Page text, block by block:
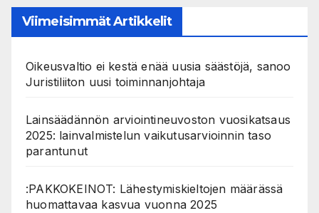
Viimeisimmät Artikkelit
Oikeusvaltio ei kestä enää uusia säästöjä, sanoo
Juristiliiton uusi toiminnanjohtaja
Lainsäädännön arviointineuvoston vuosikatsaus
2025: lainvalmistelun vaikutusarvioinnin taso
parantunut
:PAKKOKEINOT: Lähestymiskieltojen määrässä
huomattavaa kasvua vuonna 2025